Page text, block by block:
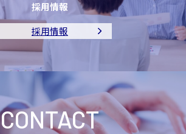
採用情報
採用情報
CONTACT